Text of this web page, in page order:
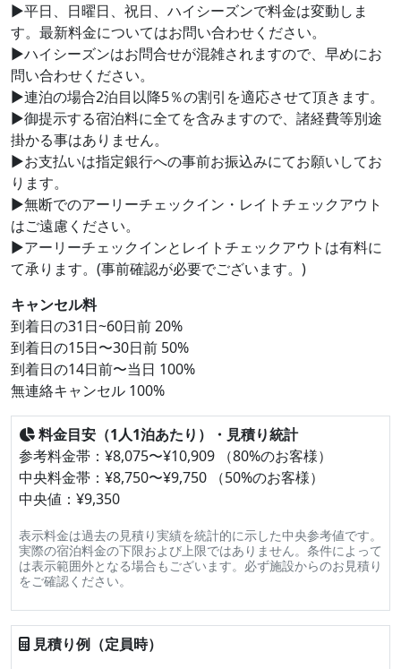
▶平日、日曜日、祝日、ハイシーズンで料金は変動しま
す。最新料金についてはお問い合わせください。
▶ハイシーズンはお問合せが混雑されますので、早めにお
問い合わせください。
▶連泊の場合2泊目以降5％の割引を適応させて頂きます。
▶御提示する宿泊料に全てを含みますので、諸経費等別途
掛かる事はありません。
▶お支払いは指定銀行への事前お振込みにてお願いしてお
ります。
▶無断でのアーリーチェックイン・レイトチェックアウト
はご遠慮ください。
▶アーリーチェックインとレイトチェックアウトは有料に
て承ります。(事前確認が必要でございます。)
キャンセル料
到着日の31日~60日前 20%
到着日の15日〜30日前 50%
到着日の14日前〜当日 100%
無連絡キャンセル 100%
料金目安（1人1泊あたり）・見積り統計
参考料金帯：¥8,075〜¥10,909 （80%のお客様）
中央料金帯：¥8,750〜¥9,750 （50%のお客様）
中央値：¥9,350
表示料金は過去の見積り実績を統計的に示した中央参考値です。
実際の宿泊料金の下限および上限ではありません。条件によって
は表示範囲外となる場合もございます。必ず施設からのお見積り
をご確認ください。
見積り例（定員時）